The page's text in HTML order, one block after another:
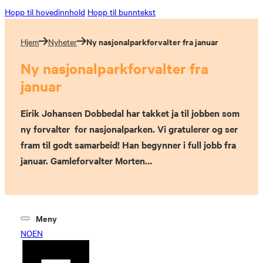
Hopp til hovedinnhold Hopp til bunntekst
Hjem Nyheter Ny nasjonalparkforvalter fra januar
Ny nasjonalparkforvalter fra
januar
Eirik Johansen Dobbedal har takket ja til jobben som
ny forvalter for nasjonalparken. Vi gratulerer og ser
fram til godt samarbeid! Han begynner i full jobb fra
januar. Gamleforvalter Morten…
Meny
NOEN